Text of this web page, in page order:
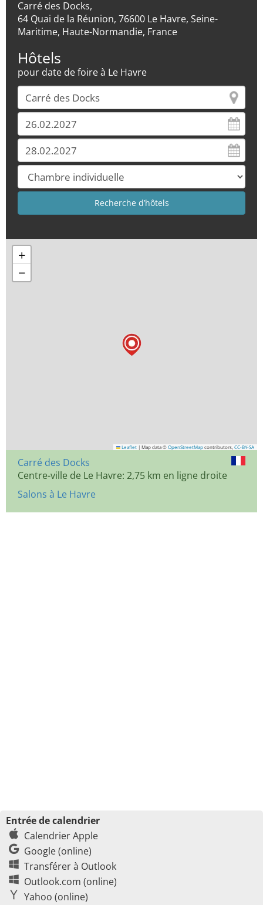
Carré des Docks,
64 Quai de la Réunion, 76600 Le Havre, Seine-
Maritime, Haute-Normandie, France
Hôtels
pour date de foire à Le Havre
+
−
Leaflet | Map data © OpenStreetMap contributors, CC-BY-SA
Carré des Docks
Centre-ville de Le Havre: 2,75 km en ligne droite
Salons à Le Havre
Entrée de calendrier
Calendrier Apple
Google (online)
Transférer à Outlook
Outlook.com (online)
Yahoo (online)